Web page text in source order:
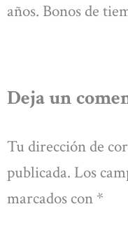
años. Bonos de
Deja un
Tu dirección de
publicada. Los
marcados con *